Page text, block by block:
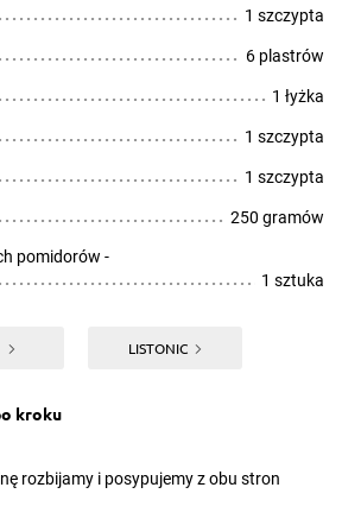
1 szczypta
6 plastrów
1 łyżka
1 szczypta
1 szczypta
250 gramów
pomidorów -
1 sztuka
LISTONIC
kroku
rozbijamy i posypujemy z obu stron